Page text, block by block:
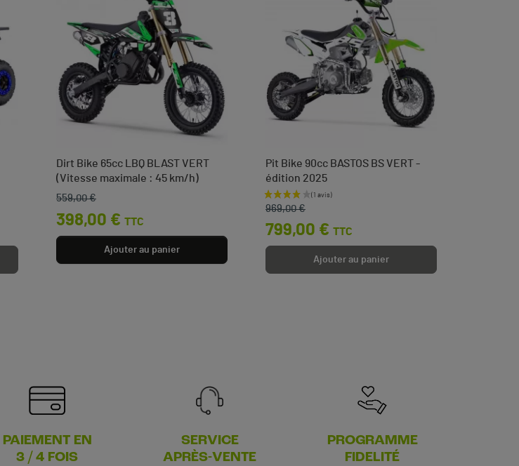
Dirt Bike 65cc LBQ BLAST VERT
(Vitesse maximale : 45 km/h)
Prix de base
559,00 €
Prix
398,00 € TTC
Ajouter au panier
Pit Bike 90cc BASTOS BS VERT -
édition 2025
Prix de base
969,00 €
Prix
799,00 € TTC
Ajouter au panier
PAIEMENT EN
3 / 4 FOIS
SERVICE
APRÈS-VENTE
PROGRAMME
FIDELITÉ